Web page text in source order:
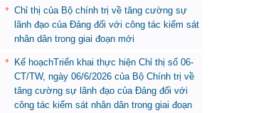
Chỉ thị của Bộ chính trị về tăng cường sự
lãnh đạo của Đảng đối với công tác kiểm sát
nhân dân trong giai đoạn mới
Kế hoạchTriển khai thực hiện Chỉ thị số 06-
CT/TW, ngày 06/6/2026 của Bộ Chính trị về
tăng cường sự lãnh đạo của Đảng đối với
công tác kiểm sát nhân dân trong giai đoạn